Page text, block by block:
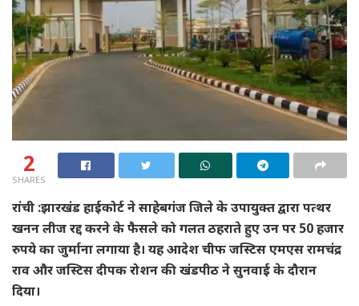
2
SHARES
रांची :झारखंड हाईकोर्ट ने साहेबगंज जिले के उपायुक्त द्वारा पत्थर
खनन लीज रद्द करने के फैसले को गलत ठहराते हुए उन पर 50 हजार
रुपये का जुर्माना लगाया है। यह आदेश चीफ जस्टिस एमएस रामचंद्र
राव और जस्टिस दीपक रोशन की खंडपीठ ने सुनवाई के दौरान
दिया।